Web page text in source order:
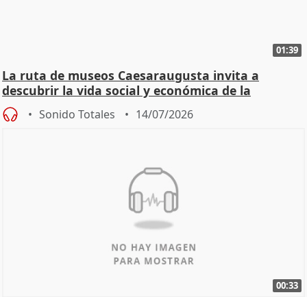
01:39
La ruta de museos Caesaraugusta invita a
descubrir la vida social y económica de la
Zaragoza ro
Sonido Totales 14/07/2026
00:33